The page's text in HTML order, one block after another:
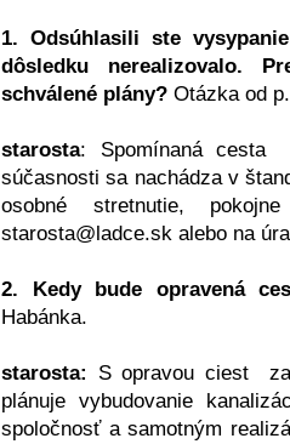
1. Odsúhlasili ste
dôsledku nerealizovalo.
schválené plány? Otázka od
starosta: Spomínaná cesta
súčasnosti sa nachádza v
osobné stretnutie,
starosta@ladce.sk alebo na
2. Kedy bude opravená
Habánka.
starosta:
S opravou ciest
plánuje vybudovanie
spoločnosť a samotným